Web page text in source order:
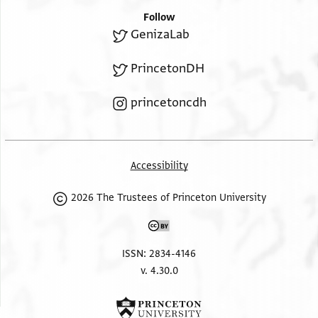
ביום ואחד וגב עלי //אל//מעאלי אן יקום למ צדקה
באלי דנאניר אלבאקיה מן אלחגה חית ולם
דלך קנין גמור בכלי הכשר לקנות בו תלי חוץ
אברהם בר חלפון בר אברהם נבע
Follow
GenizaLab
PrincetonDH
princetoncdh
Accessibility
2026 The Trustees of Princeton University
ISSN: 2834-4146
v. 4.30.0